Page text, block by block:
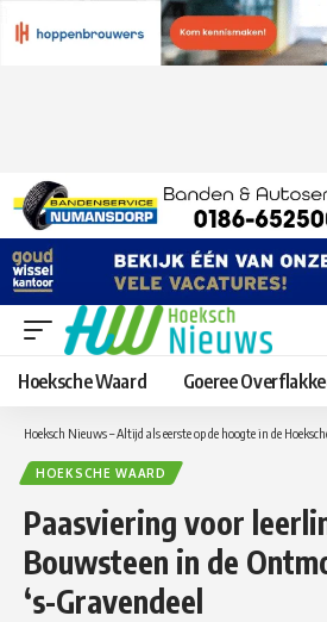
Hoeksche Waard Goeree
Hoeksch Nieuws – Altijd als eerste op de hoogte in de
HOEKSCHE WAARD
Paasviering voor
Bouwsteen in de
‘s-Gravendeel